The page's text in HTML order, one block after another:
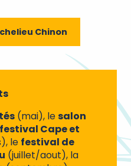
Chinon
(mai), lesalon
festival Cape et
le festival de
(juillet/aout), la